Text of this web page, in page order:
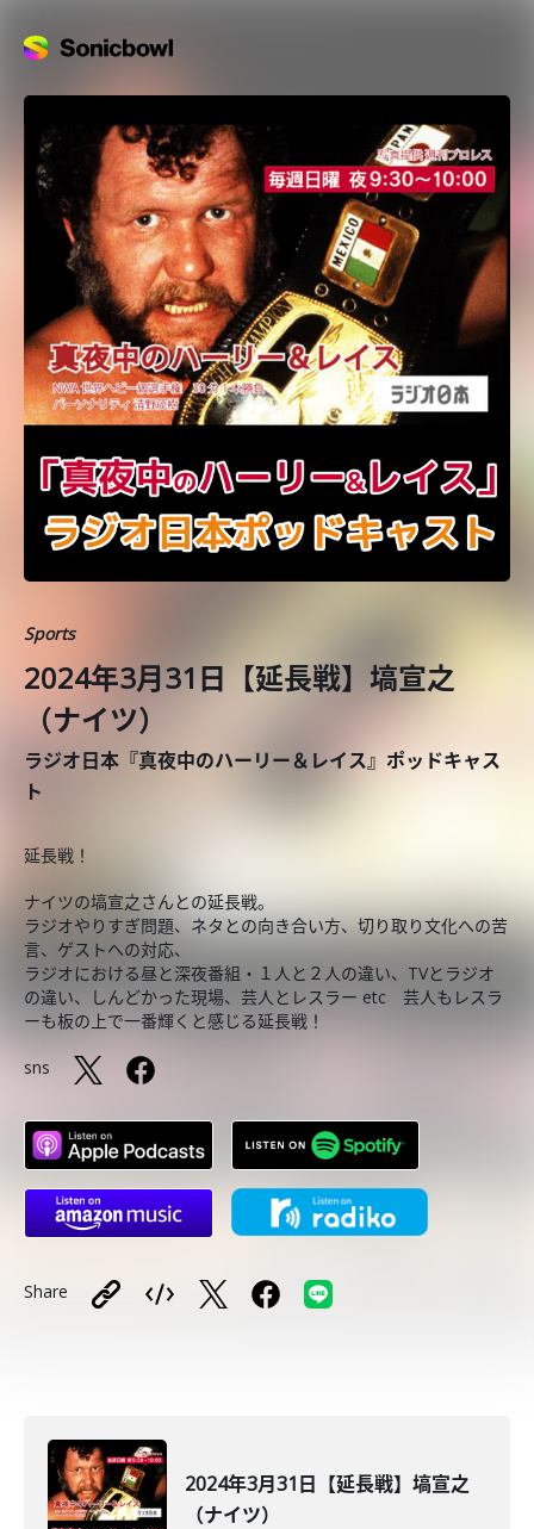
Sports
2024年3月31日【延長戦】塙宣之
（ナイツ）
ラジオ日本『真夜中のハーリー＆レイス』ポッドキャス
ト
延長戦！
ナイツの塙宣之さんとの延長戦。
ラジオやりすぎ問題、ネタとの向き合い方、切り取り文化への苦
言、ゲストへの対応、
ラジオにおける昼と深夜番組・１人と２人の違い、TVとラジオ
の違い、しんどかった現場、芸人とレスラー etc 芸人もレスラ
ーも板の上で一番輝くと感じる延長戦！
sns
Share
2024年3月31日【延長戦】塙宣之
（ナイツ）